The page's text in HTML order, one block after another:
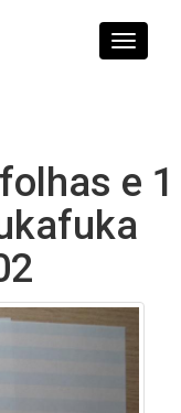
Toggle
e 1